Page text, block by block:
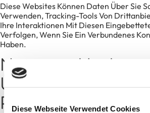
Diese Webseite Verwendet Cookies
Diese Websites Können Daten Über Sie
Verwenden, Tracking-Tools Von
Ihre Interaktionen Mit Diesen
Verfolgen, Wenn Sie Ein Verbundenes
Haben.
Nutzung Und
Übermittlung Ihrer